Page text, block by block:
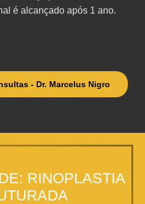
é alcançado após 1 ano.
- Dr. Marcelus Nigro
RINOPLASTIA